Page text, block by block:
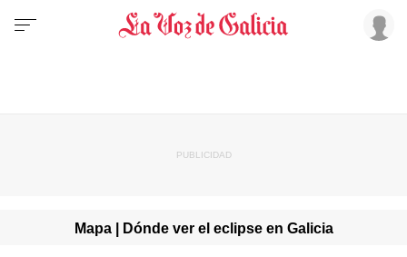
Mapa | Dónde ver el eclipse en Galicia